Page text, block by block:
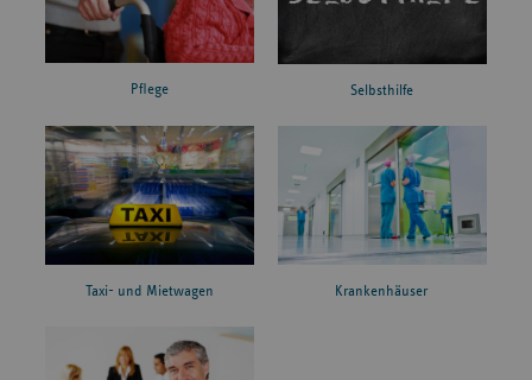
Pflege Selbsthilfe
Taxi- und Mietwagen Krankenhäuser